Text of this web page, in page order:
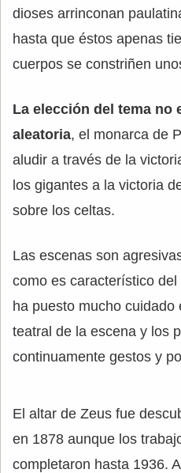
dioses arrinconan
hasta que éstos apenas
cuerpos se constriñen
La elección del tema no
aleatoria, el monarca de
aludir a través de la
los gigantes a la victoria
sobre los celtas.
Las escenas son
como es característico
ha puesto mucho cuidado
teatral de la escena y los
continuamente gestos y
El altar de Zeus fue
en 1878 aunque los
completaron hasta 1936.